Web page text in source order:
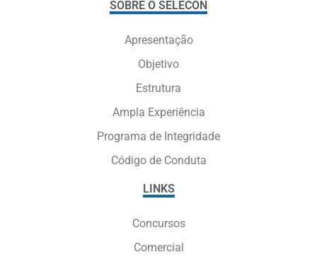
SOBRE O SELECON
Apresentação
Objetivo
Estrutura
Ampla Experiência
Programa de Integridade
Código de Conduta
LINKS
Concursos
Comercial